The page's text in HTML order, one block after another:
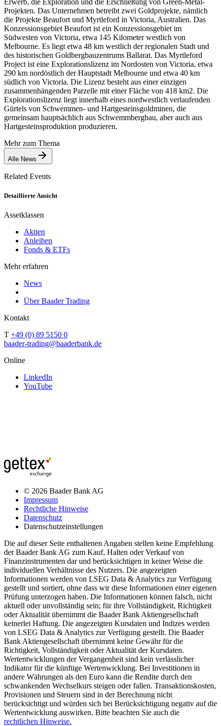
Projekten. Das Unternehmen betreibt zwei Goldprojekte, nämlich
die Projekte Beaufort und Myrtleford in Victoria, Australien. Das
Konzessionsgebiet Beaufort ist ein Konzessionsgebiet im
Südwesten von Victoria, etwa 145 Kilometer westlich von
Melbourne. Es liegt etwa 48 km westlich der regionalen Stadt und
des historischen Goldbergbauzentrums Ballarat. Das Myrtleford
Project ist eine Explorationslizenz im Nordosten von Victoria, etwa
290 km nordöstlich der Hauptstadt Melbourne und etwa 40 km
südlich von Victoria. Die Lizenz besteht aus einer einzigen
zusammenhängenden Parzelle mit einer Fläche von 418 km2. Die
Explorationslizenz liegt innerhalb eines nordwestlich verlaufenden
Gürtels von Schwemmen- und Hartgesteinsgoldminen, die
gemeinsam hauptsächlich aus Schwemmbergbau, aber auch aus
Hartgesteinsproduktion produzieren.
Mehr zum Thema
Alle News
Related Events
Detaillierte Ansicht
Assetklassen
Aktien
Anleihen
Fonds & ETFs
Mehr erfahren
News
Über Baader Trading
Kontakt
T +49 (0) 89 5150 0
baader-trading@baaderbank.de
Online
LinkedIn
YouTube
© 2026 Baader Bank AG
Impressum
Rechtliche Hinweise
Datenschutz
Datenschutzeinstellungen
Die auf dieser Seite enthaltenen Angaben stellen keine Empfehlung
der Baader Bank AG zum Kauf, Halten oder Verkauf von
Finanzinstrumenten dar und berücksichtigen in keiner Weise die
individuellen Verhältnisse des Nutzers. Die angezeigten
Informationen werden von LSEG Data & Analytics zur Verfügung
gestellt und sortiert, ohne dass wir diese Informationen einer eigenen
Prüfung unterzogen haben. Die Informationen können falsch, nicht
aktuell oder unvollständig sein; für ihre Vollständigkeit, Richtigkeit
oder Aktualität übernimmt die Baader Bank Aktiengesellschaft
keinerlei Haftung. Die angezeigten Kursdaten und Indizes werden
von LSEG Data & Analytics zur Verfügung gestellt. Die Baader
Bank Aktiengesellschaft übernimmt keine Gewähr für die
Richtigkeit, Vollständigkeit oder Aktualität der Kursdaten.
Wertentwicklungen der Vergangenheit sind kein verlässlicher
Indikator für die künftige Wertenwicklung. Bei Investitionen in
andere Währungen als den Euro kann die Rendite durch den
schwankenden Wechselkurs steigen oder fallen. Transaktionskosten,
Provisionen und Steuern sind in der Berechnung nicht
berücksichtigt und würden sich bei Berücksichtigung negativ auf die
Wertentwicklung auswirken. Bitte beachten Sie auch die
rechtlichen Hinweise.